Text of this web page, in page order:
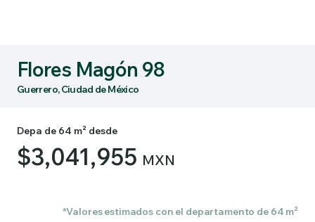
Flores Magón 98
Guerrero, Ciudad de México
Depa de 64 m² desde
$3,041,955 MXN
*Valores estimados con el departamento de 64 m²